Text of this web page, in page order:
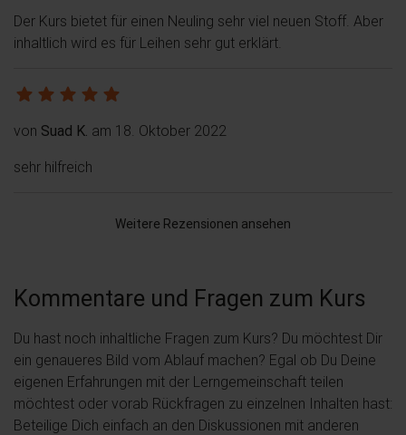
Der Kurs bietet für einen Neuling sehr viel neuen Stoff. Aber
inhaltlich wird es für Leihen sehr gut erklärt.
von Suad K. am 18. Oktober 2022
sehr hilfreich
Weitere Rezensionen ansehen
Kommentare und Fragen zum Kurs
Du hast noch inhaltliche Fragen zum Kurs? Du möchtest Dir
ein genaueres Bild vom Ablauf machen? Egal ob Du Deine
eigenen Erfahrungen mit der Lerngemeinschaft teilen
möchtest oder vorab Rückfragen zu einzelnen Inhalten hast:
Beteilige Dich einfach an den Diskussionen mit anderen